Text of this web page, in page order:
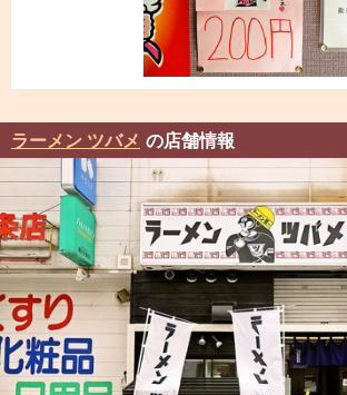
ラーメン ツバメ の店舗情報